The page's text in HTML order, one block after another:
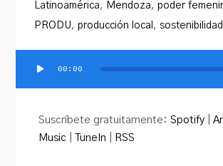
Latinoamérica, Mendoza,poder
PRODU,producción local ,sostenibilidad
Reproductor
00:00
Suscríbete gratuitamente:Spotify |
Music |TuneIn RSS